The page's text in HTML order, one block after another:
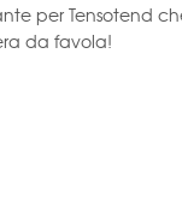
per Tensotend
da favola!